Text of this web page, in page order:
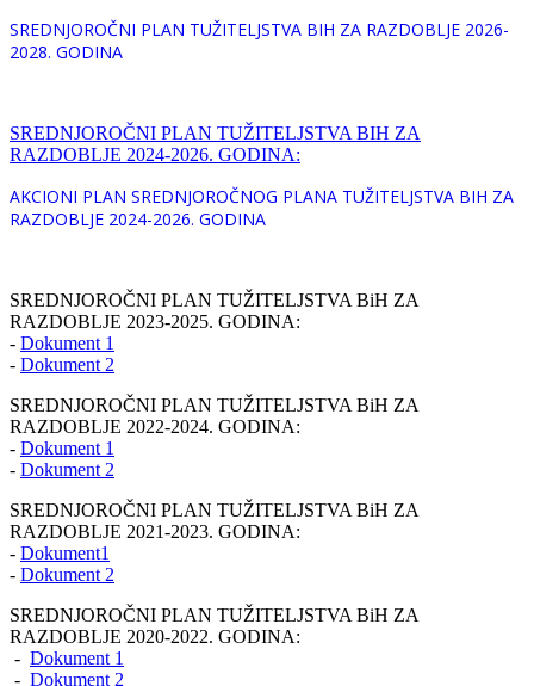
SREDNJOROČNI PLAN TUŽITELJSTVA BIH ZA RAZDOBLJE 2026-
2028. GODINA
SREDNJOROČNI PLAN TUŽITELJSTVA BIH ZA
RAZDOBLJE 2024-2026. GODINA:
AKCIONI PLAN SREDNJOROČNOG PLANA TUŽITELJSTVA BIH ZA
RAZDOBLJE 2024-2026. GODINA
SREDNJOROČNI PLAN TUŽITELJSTVA BiH ZA
RAZDOBLJE 2023-2025. GODINA:
- Dokument 1
- Dokument 2
SREDNJOROČNI PLAN TUŽITELJSTVA BiH ZA
RAZDOBLJE 2022-2024. GODINA:
- Dokument 1
- Dokument 2
SREDNJOROČNI PLAN TUŽITELJSTVA BiH ZA
RAZDOBLJE 2021-2023. GODINA:
- Dokument1
- Dokument 2
SREDNJOROČNI PLAN TUŽITELJSTVA BiH ZA
RAZDOBLJE 2020-2022. GODINA:
- Dokument 1
- Dokument 2